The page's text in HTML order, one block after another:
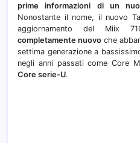
prime informazioni di un
Nonostante il nome, il nuovo
aggiornamento del Miix
completamente nuovo che
settima generazione a
negli anni passati come Core
Core serie-U.